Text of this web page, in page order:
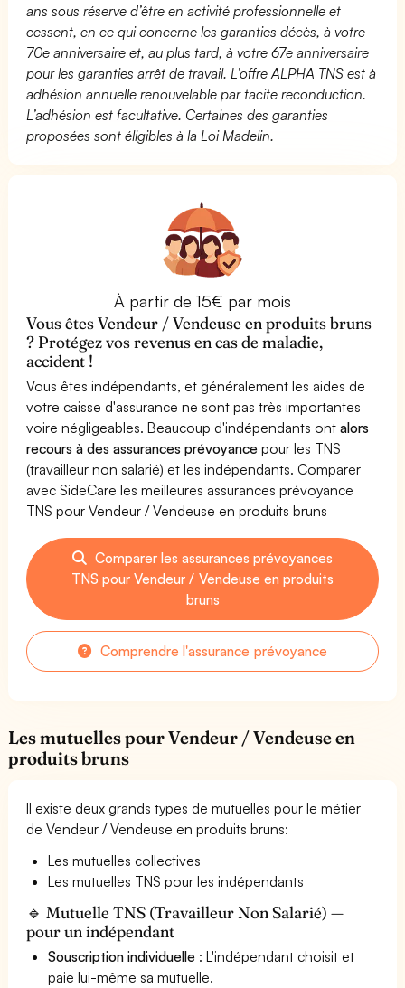
ans sous réserve d’être en activité professionnelle et
cessent, en ce qui concerne les garanties décès, à votre
70e anniversaire et, au plus tard, à votre 67e anniversaire
pour les garanties arrêt de travail. L’offre ALPHA TNS est à
adhésion annuelle renouvelable par tacite reconduction.
L’adhésion est facultative. Certaines des garanties
proposées sont éligibles à la Loi Madelin.
À partir de 15€ par mois
Vous êtes Vendeur / Vendeuse en produits bruns
? Protégez vos revenus en cas de maladie,
accident !
Vous êtes indépendants, et généralement les aides de
votre caisse d'assurance ne sont pas très importantes
voire négligeables. Beaucoup d'indépendants ontalors
recours à des assurances prévoyance pour les TNS
(travailleur non salarié) et les indépendants. Comparer
avec SideCare les meilleures assurances prévoyance
TNS pour Vendeur / Vendeuse en produits bruns
Comparer les assurances prévoyances
TNS pour Vendeur / Vendeuse en produits
bruns
Comprendre l'assurance prévoyance
Les mutuelles pour Vendeur / Vendeuse en
produits bruns
Il existe deux grands types de mutuelles pour le métier
de Vendeur / Vendeuse en produits bruns:
Les mutuelles collectives
Les mutuelles TNS pour les indépendants
🔹 Mutuelle TNS (Travailleur Non Salarié) —
pour un indépendant
Souscription individuelle : L'indépendant choisit et
paie lui-même sa mutuelle.